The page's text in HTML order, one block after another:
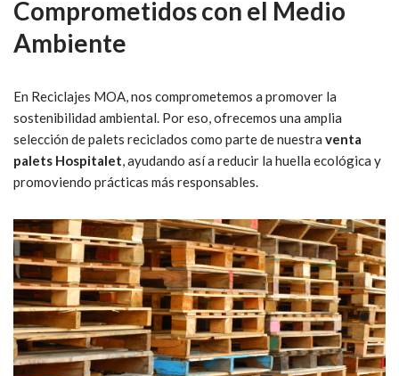
Comprometidos con el Medio
Ambiente
En Reciclajes MOA, nos comprometemos a promover la
sostenibilidad ambiental. Por eso, ofrecemos una amplia
selección de palets reciclados como parte de nuestra venta
palets Hospitalet, ayudando así a reducir la huella ecológica y
promoviendo prácticas más responsables.